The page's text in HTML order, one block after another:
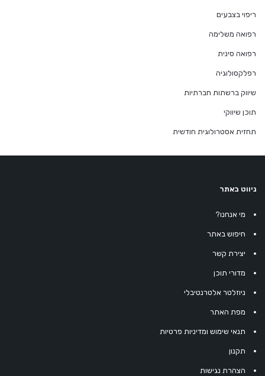
ריפוי בצבעים
רפואה משלימה
רפואה סינית
רפלקסולוגיה
שיווק ברשתות חברתיות
תוכן שיווקי
תחזית אסטרולוגית חודשית
ניווט באתר
מי אנחנו?
חיפוש באתר
יצירת קשר
מדורי תוכן
ניוזלטר אלטרנטיבלי
מפת האתר
תנאי שימוש ומדיניות פרטיות
תקנון
הצהרת נגישות